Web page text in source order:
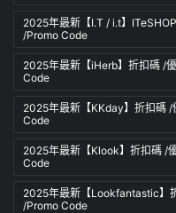
2025年最新【I.T / i.t】
/Promo Code
2025年最新【iHerb】折扣碼 /
Code
2025年最新【KKday】折扣碼
Code
2025年最新【Klook】折扣碼 /
Code
2025年最新【Lookfantastic】
/Promo Code